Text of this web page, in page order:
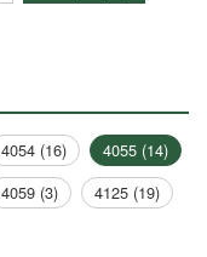
4054 (16)
4055 (14)
4059 (3)
4125 (19)